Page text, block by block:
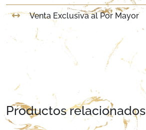
Venta Exclusiva al Por Mayor
Productos relacionados